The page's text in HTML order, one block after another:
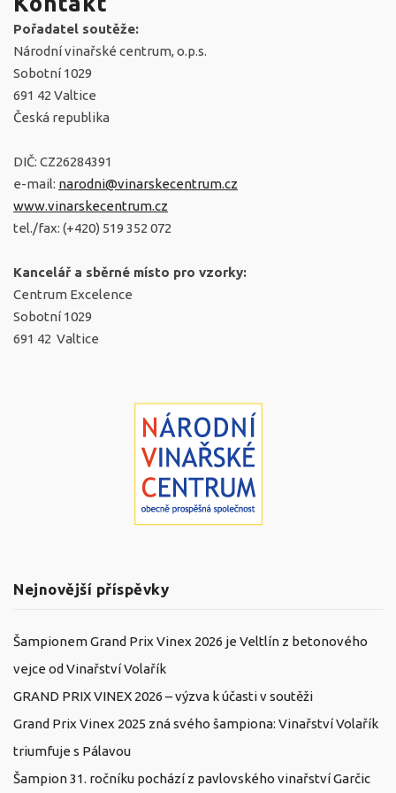
Pořadatel soutěže:
Národní vinařské centrum, o.p.s.
Sobotní 1029
691 42 Valtice
Česká republika
DIČ: CZ26284391
e-mail: narodni@vinarskecentrum.cz
www.vinarskecentrum.cz
tel./fax: (+420) 519 352 072
Kancelář a sběrné místo pro vzorky:
Centrum Excelence
Sobotní 1029
691 42 Valtice
Nejnovější příspěvky
Šampionem Grand Prix Vinex 2026 je Veltlín z betonového
vejce od Vinařství Volařík
GRAND PRIX VINEX 2026 – výzva k účasti v soutěži
Grand Prix Vinex 2025 zná svého šampiona: Vinařství Volařík
triumfuje s Pálavou
Šampion 31. ročníku pochází z pavlovského vinařství Garčic